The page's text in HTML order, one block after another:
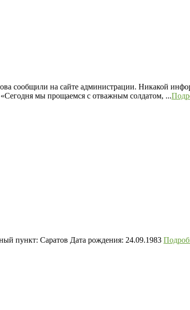
сообщили на сайте администрации. Никакой
мы прощаемся с отважным солдатом, ...
пункт: Саратов Дата рождения: 24.09.1983